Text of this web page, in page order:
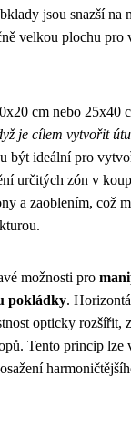
jsou snazší na
velkou plochu pro
cm nebo 25x40
je cílem vytvořit
být ideální pro
určitých zón v
a zaoblením, což
možnosti pro
pokládky.
opticky rozšířit,
Tento princip lze